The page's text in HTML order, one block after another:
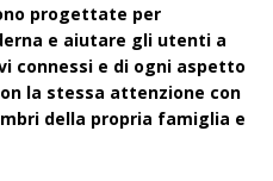
progettate per
e aiutare gli utenti a
connessi e di ogni aspetto
la stessa attenzione con
della propria famiglia e